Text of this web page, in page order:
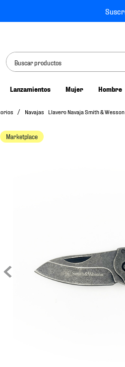
Buscar productos
Lanzamientos Mujer Hombre
Navajas Llavero Navaja Smith &
Marketplace